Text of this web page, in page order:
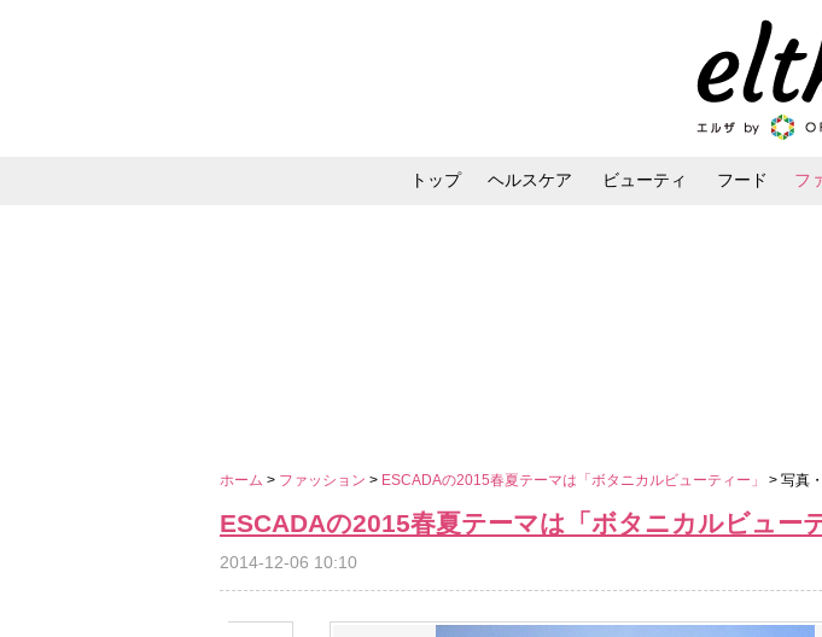
トップ ヘルスケア ビューティ フード フ
ホーム > ファッション > ESCADAの2015春夏テーマは「ボタニカルビューティー」 > 写真
ESCADAの2015春夏テーマは「ボタニカルビュー
2014-12-06 10:10